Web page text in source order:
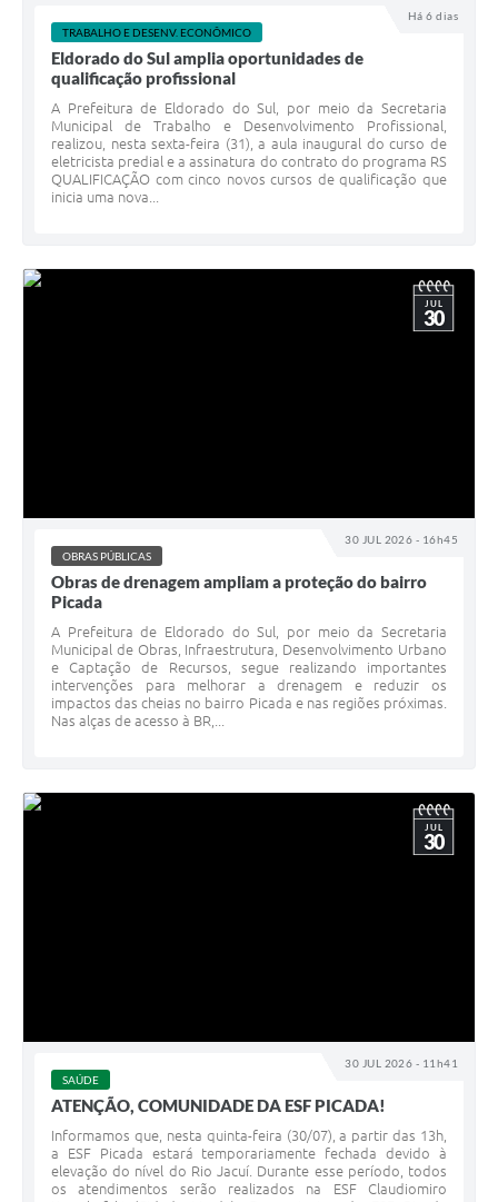
Há 6 dias
TRABALHO E DESENV. ECONÔMICO
Eldorado do Sul amplia oportunidades de
qualificação profissional
A Prefeitura de Eldorado do Sul, por meio da Secretaria
Municipal de Trabalho e Desenvolvimento Profissional,
realizou, nesta sexta-feira (31), a aula inaugural do curso de
eletricista predial e a assinatura do contrato do programa RS
QUALIFICAÇÃO com cinco novos cursos de qualificação que
inicia uma nova...
30 JUL 2026 - 16h45
JUL
30
OBRAS PÚBLICAS
Obras de drenagem ampliam a proteção do bairro
Picada
A Prefeitura de Eldorado do Sul, por meio da Secretaria
Municipal de Obras, Infraestrutura, Desenvolvimento Urbano
e Captação de Recursos, segue realizando importantes
intervenções para melhorar a drenagem e reduzir os
impactos das cheias no bairro Picada e nas regiões próximas.
Nas alças de acesso à BR,...
30 JUL 2026 - 11h41
JUL
30
SAÚDE
ATENÇÃO, COMUNIDADE DA ESF PICADA!
Informamos que, nesta quinta-feira (30/07), a partir das 13h,
a ESF Picada estará temporariamente fechada devido à
elevação do nível do Rio Jacuí. Durante esse período, todos
os atendimentos serão realizados na ESF Claudiomiro